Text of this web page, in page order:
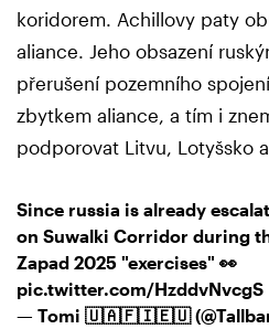
koridorem. Achillovy paty
aliance. Jeho obsazení
přerušení pozemního
zbytkem aliance, a tím i
podporovat Litvu, Lotyšsko
Since russia is already
on Suwalki Corridor during
Zapad 2025 "exercises" 👀
pic.twitter.com/HzddvNvcgS
— Tomi 🇺🇦🇫🇮🇪🇺